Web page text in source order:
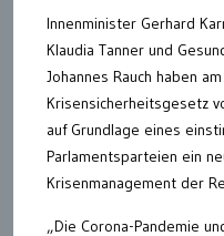
Innenminister Gerhard
Klaudia Tanner und
Johannes Rauch haben
Krisensicherheitsgesetz
auf Grundlage eines
Parlamentsparteien ein
Krisenmanagement der
„Die Corona-Pandemie